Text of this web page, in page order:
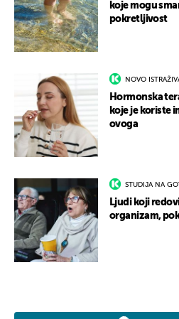
koje mogu
pokretljivost
NOVO
Hormonska
koje je koriste
ovoga
STUDIJA NA
Ljudi koji
organizam,